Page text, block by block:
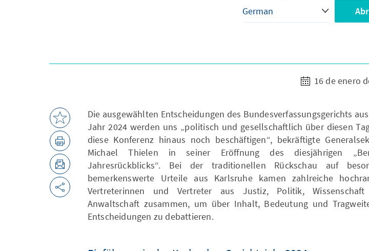
16 de enero
Die ausgewählten Entscheidungen des Bundesverfassungsgerichts
Jahr 2024 werden uns „politisch und gesellschaftlich über diesen
diese Konferenz hinaus noch beschäftigen“, bekräftigte
Michael Thielen in seiner Eröffnung des diesjährigen
Jahresrückblicks“. Bei der traditionellen Rückschau auf
bemerkenswerte Urteile aus Karlsruhe kamen zahlreiche
Vertreterinnen und Vertreter aus Justiz, Politik,
Anwaltschaft zusammen, um über Inhalt, Bedeutung und
Entscheidungen zu debattieren.